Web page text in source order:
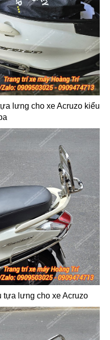
lưng cho xe Acruzo kiểu
tựa lưng cho xe Acruzo